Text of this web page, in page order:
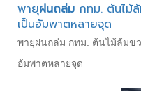
พายุฝนถล่ม กทม. ต้นไม้
เป็นอัมพาตหลายจุด
พายุฝนถล่ม กทม. ต้นไม้ล้มข
อัมพาตหลายจุด